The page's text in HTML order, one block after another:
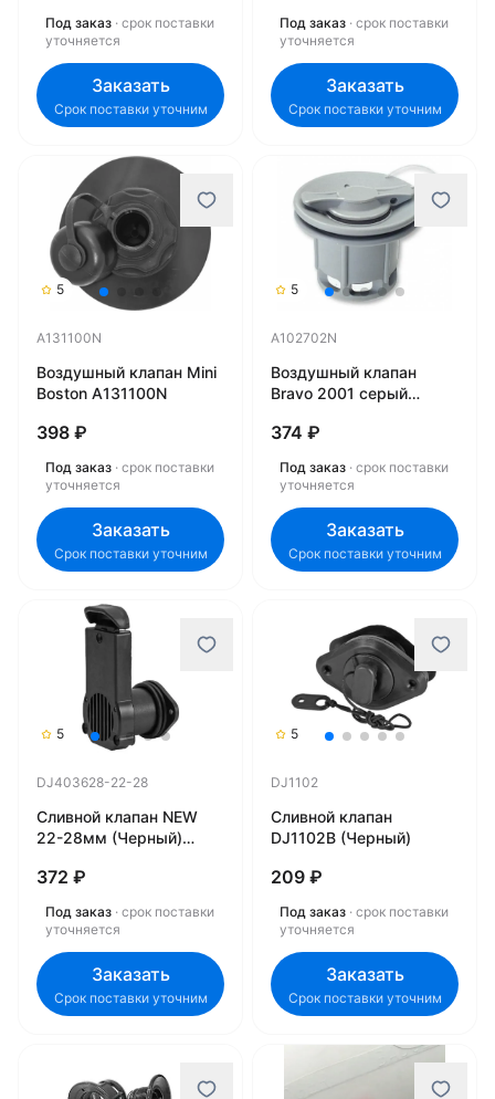
Под заказ · срок поставки
уточняется
Заказать
Срок поставки уточним
Под заказ · срок поставки
уточняется
Заказать
Срок поставки уточним
5
A131100N
Воздушный клапан Mini
Boston A131100N
398 ₽
Под заказ · срок поставки
уточняется
Заказать
Срок поставки уточним
5
A102702N
Воздушный клапан
Bravo 2001 серый
374 ₽
Под заказ · срок поставки
уточняется
Заказать
Срок поставки уточним
5
DJ403628-22-28
Сливной клапан NEW
22-28мм (Черный)
372 ₽
Под заказ · срок поставки
уточняется
Заказать
Срок поставки уточним
5
DJ1102
Сливной клапан
DJ1102B (Черный)
209 ₽
Под заказ · срок поставки
уточняется
Заказать
Срок поставки уточним